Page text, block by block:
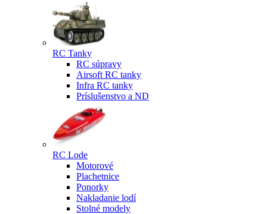
RC Tanky
RC súpravy
Airsoft RC tanky
Infra RC tanky
Príslušenstvo a ND
RC Lode
Motorové
Plachetnice
Ponorky
Nakladanie lodí
Stolné modely